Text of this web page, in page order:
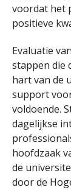
voordat het
positieve
Evaluatie
stappen die
hart van de
support
voldoende.
dagelijkse
hoofdzaak
de
door de